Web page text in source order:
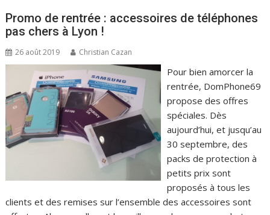
Promo de rentrée : accessoires de téléphones
pas chers à Lyon !
26 août 2019 Christian Cazan
Pour bien amorcer la
rentrée, DomPhone69
propose des offres
spéciales. Dès
aujourd’hui, et jusqu’au
30 septembre, des
packs de protection à
petits prix sont
proposés à tous les
clients et des remises sur l’ensemble des accessoires sont